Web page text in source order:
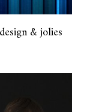
& jolies